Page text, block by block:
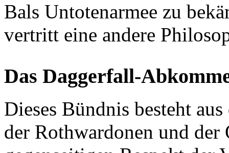
Bals Untotenarmee zu
vertritt eine andere
Das Daggerfall-
Dieses Bündnis besteht
der Rothwardonen und